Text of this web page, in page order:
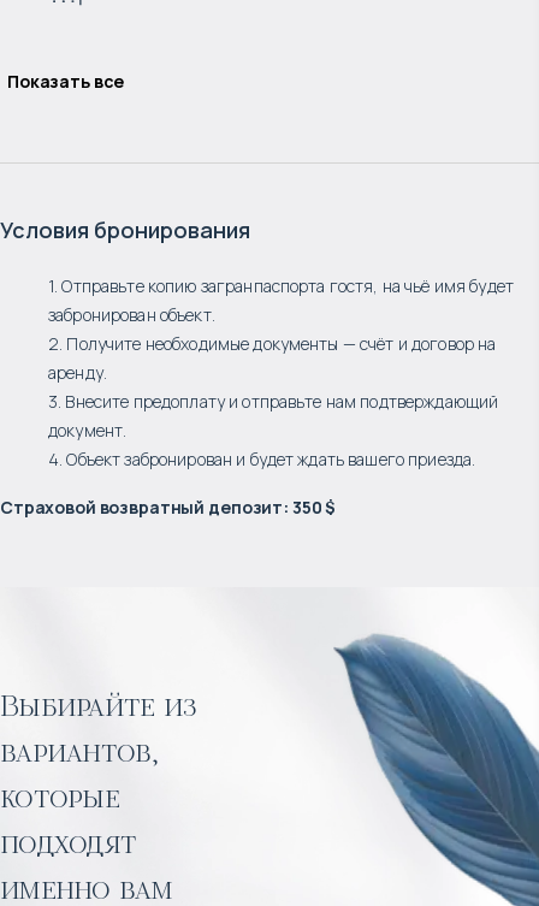
Показать все
Условия бронирования
1. Отправьте копию загранпаспорта гостя, на чьё имя будет
забронирован объект.
2. Получите необходимые документы — счёт и договор на
аренду.
3. Внесите предоплату и отправьте нам подтверждающий
документ.
4. Объект забронирован и будет ждать вашего приезда.
Страховой возвратный депозит: 350 $
Выбирайте из
вариантов,
которые
подходят
именно вам